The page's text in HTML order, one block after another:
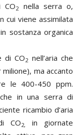
CO2
nella serra o,
cui viene assimilata
sostanza organica
di CO2 nell’aria che
ma accanto
le 400-450 ppm.
che in una serra di
ricambio d’aria
CO2,
in giornate